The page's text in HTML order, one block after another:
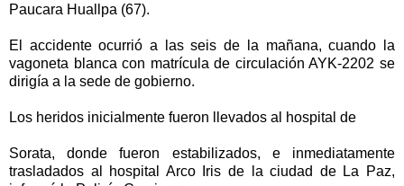
Paucara Huallpa (67).
El accidente ocurrió a las seis de la mañana, cuando la
vagoneta blanca con matrícula de circulación AYK-2202 se
dirigía a la sede de gobierno.
Los heridos inicialmente fueron llevados al hospital de
Sorata, donde fueron estabilizados, e inmediatamente
trasladados al hospital Arco Iris de la ciudad de La Paz,